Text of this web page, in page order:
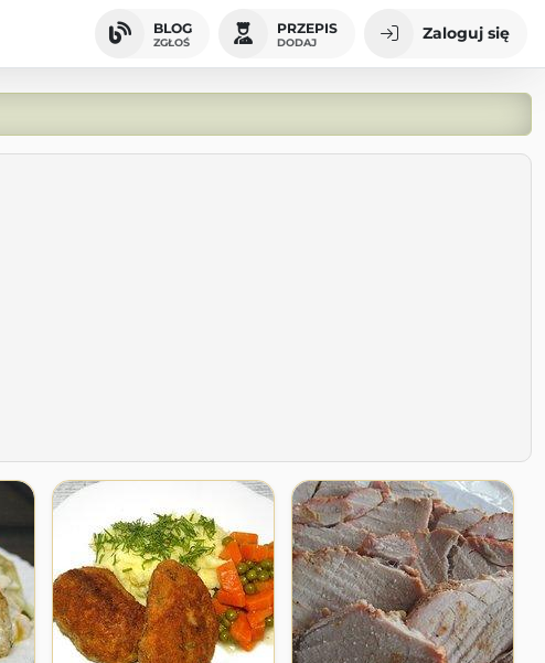
BLOG
ZGŁOŚ
PRZEPIS
DODAJ Zaloguj się